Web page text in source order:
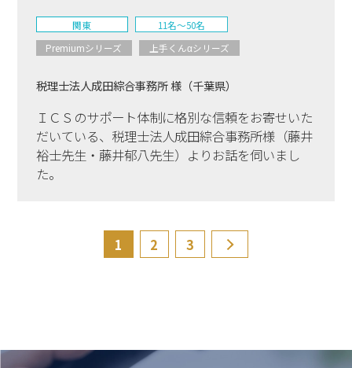
関東
11名〜50名
Premiumシリーズ
上手くんαシリーズ
税理士法人成田綜合事務所 様（千葉県）
ＩＣＳのサポート体制に格別な信頼をお寄せいた
だいている、税理士法人成田綜合事務所様（藤井
裕士先生・藤井郁八先生）よりお話を伺いまし
た。
1 2 3